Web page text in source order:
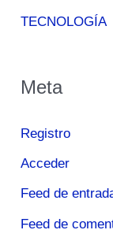
TECNOLOGÍA
Meta
Registro
Acceder
Feed de
Feed de